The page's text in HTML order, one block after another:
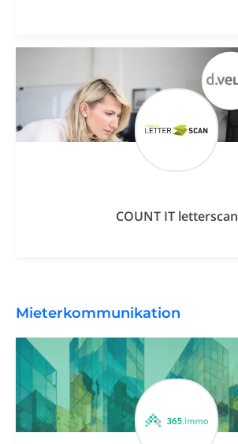
COUNT IT letterscan
Mieterkommunikation